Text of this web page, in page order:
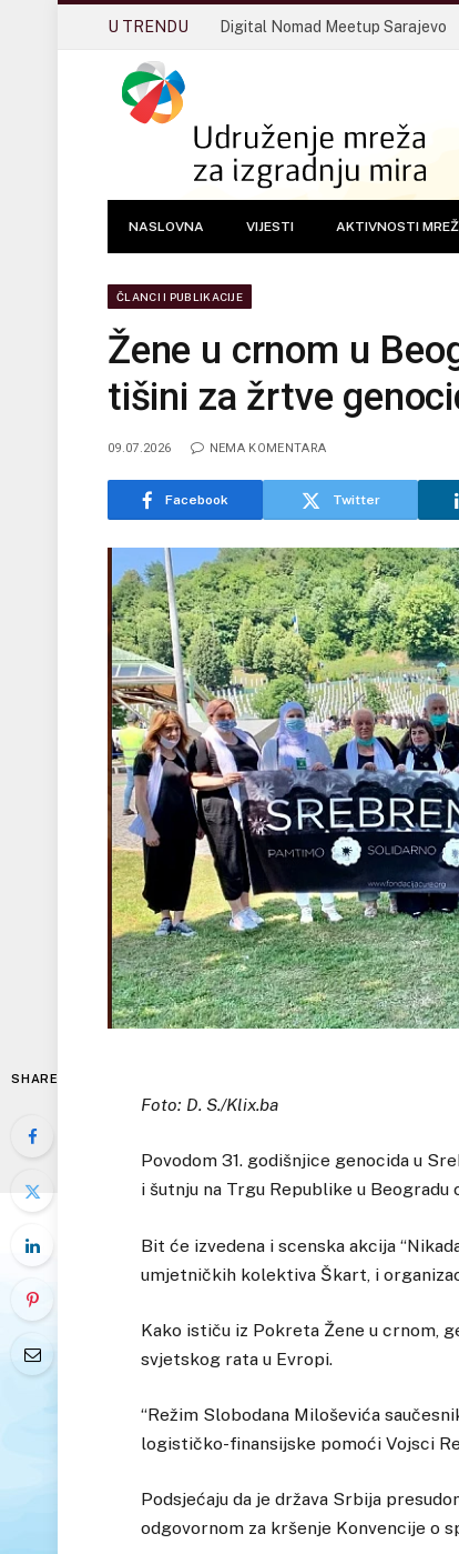
U TRENDU Digital Nomad Meetup Sarajevo
NASLOVNA VIJESTI AKTIVNOSTI
ČLANCI I PUBLIKACIJE
Žene u crnom u
tišini za žrtve
09.07.2026 NEMA KOMENTARA
Facebook Twitter
SHARE
Foto: D. S./Klix.ba
Povodom 31. godišnjice genocida u
i šutnju na Trgu Republike u Beogradu
Bit će izvedena i scenska akcija
umjetničkih kolektiva Škart, i
Kako ističu iz Pokreta Žene u crnom,
svjetskog rata u Evropi.
“Režim Slobodana Miloševića
logističko-finansijske pomoći Vojsci
Podsjećaju da je država Srbija
odgovornom za kršenje Konvencije o